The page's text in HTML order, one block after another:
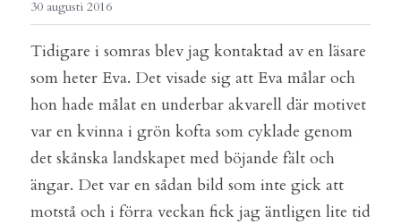
30 augusti 2016
Tidigare i somras blev jag kontaktad av en läsare
som heter Eva. Det visade sig att Eva målar och
hon hade målat en underbar akvarell där motivet
var en kvinna i grön kofta som cyklade genom
det skånska landskapet med böjande fält och
ängar. Det var en sådan bild som inte gick att
motstå och i förra veckan fick jag äntligen lite tid